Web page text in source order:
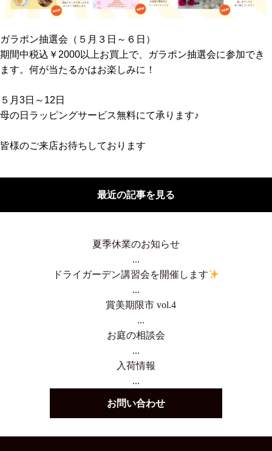
ガラポン抽選会（５月３日～６日）
期間中税込￥2000以上お買上で、ガラポン抽選会に参加でき
ます。何が当たるかはお楽しみに！
５月3日～12日
母の日ラッピングサービス無料にて承ります♪
皆様のご来店お待ちしております
最近の記事を見る
夏季休業のお知らせ
...
ドライガーデン講習会を開催します
...
賞美期限市 vol.4
...
お庭の相談会
...
入荷情報
...
お問い合わせ